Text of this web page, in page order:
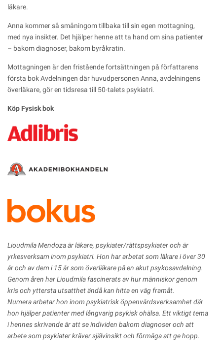
läkare.
Anna kommer så småningom tillbaka till sin egen mottagning,
med nya insikter. Det hjälper henne att ta hand om sina patienter
– bakom diagnoser, bakom byråkratin.
Mottagningen är den fristående fortsättningen på författarens
första bok Avdelningen där huvudpersonen Anna, avdelningens
överläkare, gör en tidsresa till 50-talets psykiatri.
Köp Fysisk bok
Lioudmila Mendoza är läkare, psykiater/rättspsykiater och är
yrkesverksam inom psykiatri. Hon har arbetat som läkare i över 30
år och av dem i 15 år som överläkare på en akut psykosavdelning.
Genom åren har Lioudmila fascinerats av hur människor genom
kris och yttersta utsatthet ändå kan hitta en väg framåt.
Numera arbetar hon inom psykiatrisk öppenvårdsverksamhet där
hon hjälper patienter med långvarig psykisk ohälsa. Ett viktigt tema
i hennes skrivande är att se individen bakom diagnoser och att
arbete som psykiater kräver självinsikt och förmåga att ge hopp.